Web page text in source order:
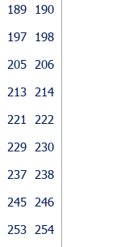
189
190
197
198
205
206
213
214
221
222
229
230
237
238
245
246
253
254